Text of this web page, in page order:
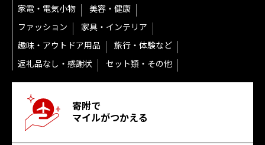
家電・電気小物
美容・健康
ファッション
家具・インテリア
趣味・アウトドア用品
旅行・体験など
返礼品なし・感謝状
セット類・その他
寄附で
マイルがつかえる